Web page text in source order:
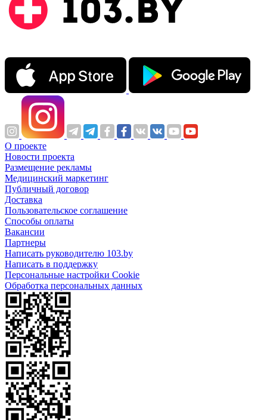
О проекте
Новости проекта
Размещение рекламы
Медицинский маркетинг
Публичный договор
Доставка
Пользовательское соглашение
Способы оплаты
Вакансии
Партнеры
Написать руководителю 103.by
Написать в поддержку
Персональные настройки Cookie
Обработка персональных данных